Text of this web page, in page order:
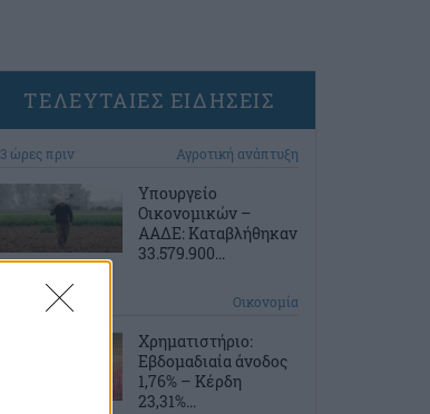
ΤΕΛΕΥΤΑΙΕΣ ΕΙΔΗΣΕΙΣ
3 ώρες πριν Αγροτική ανάπτυξη
Υπουργείο
Οικονομικών –
ΑΑΔΕ: Καταβλήθηκαν
33.579.900...
4 ώρες πριν Οικονομία
Χρηματιστήριο:
Εβδομαδιαία άνοδος
1,76% – Κέρδη
23,31%...